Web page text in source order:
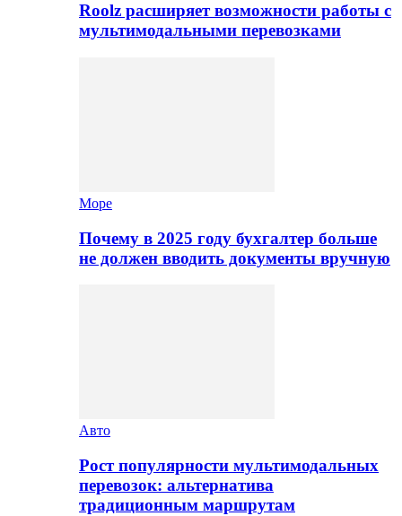
Roolz расширяет возможности работы с
мультимодальными перевозками
Море
Почему в 2025 году бухгалтер больше
не должен вводить документы вручную
Авто
Рост популярности мультимодальных
перевозок: альтернатива
традиционным маршрутам